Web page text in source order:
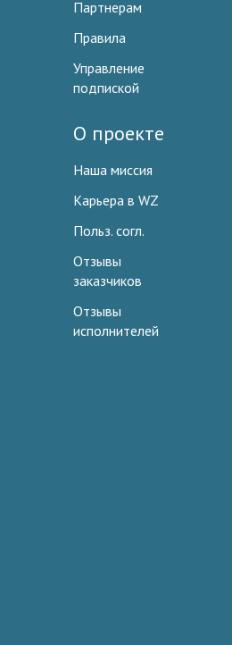
Партнерам
Правила
Управление
подпиской
О проекте
Наша миссия
Карьера в WZ
Польз. согл.
Отзывы
заказчиков
Отзывы
исполнителей